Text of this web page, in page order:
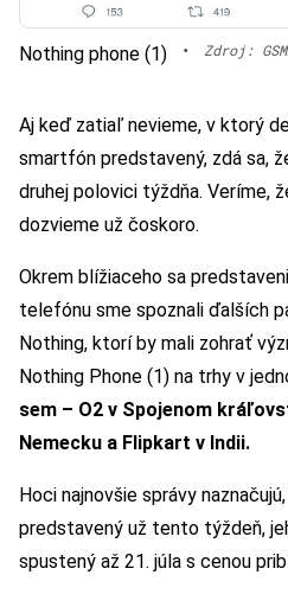
Nothing phone (1) • Zdroj:
Aj keď zatiaľ nevieme, v ktorý
smartfón predstavený, zdá sa,
druhej polovici týždňa. Veríme,
dozvieme už čoskoro.
Okrem blížiaceho sa
telefónu sme spoznali ďalších
Nothing, ktorí by mali zohrať
Nothing Phone (1) na trhy v
sem – O2 v Spojenom
Nemecku a Flipkart v Indii.
Hoci najnovšie správy
predstavený už tento týždeň,
spustený až 21. júla s cenou